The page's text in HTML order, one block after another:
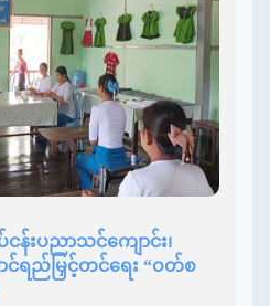
းပညာသင်ကျောင်း၊
င်ရည်မြှင့်တင်ရေး “ဝတ်စ